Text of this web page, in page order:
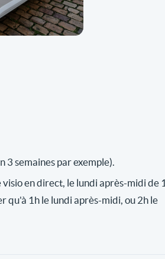
3 semaines par exemple).
visio en direct, le lundi après-midi de
qu'à 1h le lundi après-midi, ou 2h le